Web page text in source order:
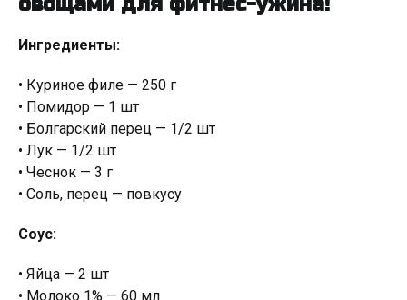
Ингредиенты:
• Куриное филе — 250 г
• Помидор — 1 шт
• Болгарский перец — 1/2 шт
• Лук — 1/2 шт
• Чеснок — 3 г
• Соль, перец — повкусу
Соус:
• Яйца — 2 шт
• Молоко 1% — 60 мл